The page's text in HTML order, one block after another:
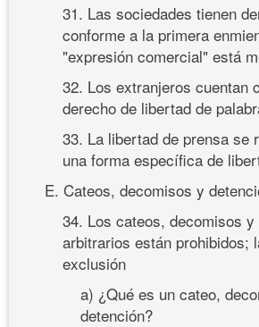
31. Las sociedades tienen
conforme a la primera
"expresión comercial" está
32. Los extranjeros cuentan
derecho de libertad de
33. La libertad de prensa se
una forma específica de
E. Cateos, decomisos y
34. Los cateos, decomisos y
arbitrarios están prohibidos;
exclusión
a) ¿Qué es un cateo,
detención?